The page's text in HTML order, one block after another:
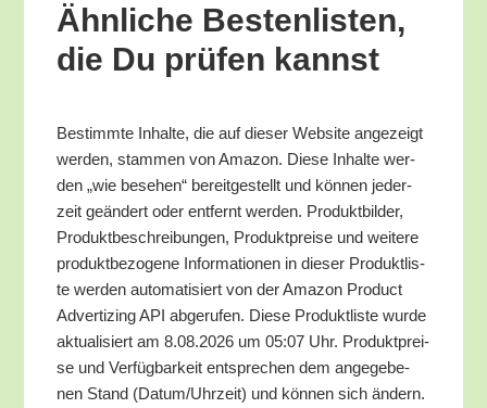
Ähn­li­che Bes­ten­lis­ten,
die Du prü­fen kannst
Bestimm­te Inhal­te, die auf die­ser Web­site ange­zeigt
wer­den, stam­men von Ama­zon. Die­se Inhal­te wer­
den „wie bese­hen“ bereit­ge­stellt und kön­nen jeder­
zeit geän­dert oder ent­fernt wer­den. Pro­dukt­bil­der,
Pro­dukt­be­schrei­bun­gen, Pro­dukt­prei­se und wei­te­re
pro­dukt­be­zo­ge­ne Infor­ma­tio­nen in die­ser Pro­dukt­lis­
te wer­den auto­ma­ti­siert von der Ama­zon Pro­duct
Adver­tiz­ing API abge­ru­fen. Die­se Pro­dukt­lis­te wur­de
aktua­li­siert am 8.08.2026 um 05:07 Uhr. Pro­dukt­prei­
se und Ver­füg­bar­keit ent­spre­chen dem ange­ge­be­
nen Stand (Datum/​Uhrzeit) und kön­nen sich ändern.